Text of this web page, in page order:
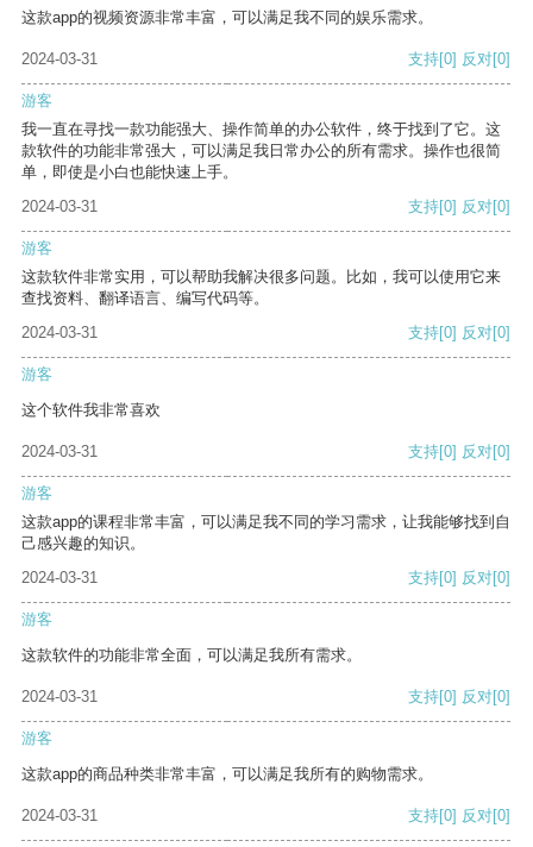
这款app的视频资源非常丰富，可以满足我不同的娱乐需求。
2024-03-31 支持[0] 反对[0]
游客
我一直在寻找一款功能强大、操作简单的办公软件，终于找到了它。这
款软件的功能非常强大，可以满足我日常办公的所有需求。操作也很简
单，即使是小白也能快速上手。
2024-03-31
支持[0] 反对[0]
游客
这款软件非常实用，可以帮助我解决很多问题。比如，我可以使用它来
查找资料、翻译语言、编写代码等。
2024-03-31
支持[0] 反对[0]
游客
这个软件我非常喜欢
2024-03-31 支持[0] 反对[0]
游客
这款app的课程非常丰富，可以满足我不同的学习需求，让我能够找到自
己感兴趣的知识。
2024-03-31
支持[0] 反对[0]
游客
这款软件的功能非常全面，可以满足我所有需求。
2024-03-31 支持[0] 反对[0]
游客
这款app的商品种类非常丰富，可以满足我所有的购物需求。
2024-03-31 支持[0] 反对[0]